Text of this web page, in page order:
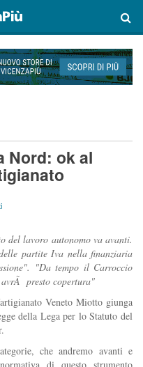
Nord: ok al
del lavoro autonomo va avanti.
partite Iva nella finanziaria
"Da tempo il Carroccio
presto copertura"
Veneto Miotto giunga
della Lega per lo Statuto del
che andremo avanti e